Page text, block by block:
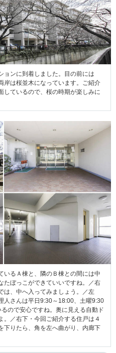
ョンに到着しました。目の前には
岸は桜並木になっています。ご紹介
しているので、桜の時期が楽しみに
いるＡ棟と、隣のＢ棟との間には中
たぼっこができていいですね。／右
は、中へ入ってみましょう。／左
人さんは平日9:30～18:00、土曜9:30
ので安心ですね。奥に見える自動ド
。／右下・今回ご紹介する住戸は４
下りたら、角を左へ曲がり、内廊下